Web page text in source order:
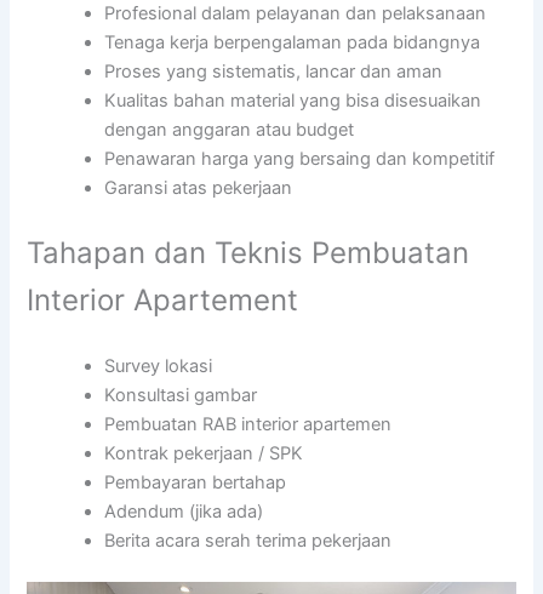
Profesional dalam pelayanan dan pelaksanaan
Tenaga kerja berpengalaman pada bidangnya
Proses yang sistematis, lancar dan aman
Kualitas bahan material yang bisa disesuaikan
dengan anggaran atau budget
Penawaran harga yang bersaing dan kompetitif
Garansi atas pekerjaan
Tahapan dan Teknis Pembuatan
Interior Apartement
Survey lokasi
Konsultasi gambar
Pembuatan RAB interior apartemen
Kontrak pekerjaan / SPK
Pembayaran bertahap
Adendum (jika ada)
Berita acara serah terima pekerjaan